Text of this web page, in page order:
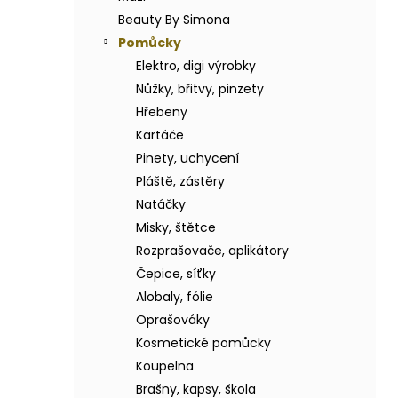
Beauty By Simona
Pomůcky
Elektro, digi výrobky
Nůžky, břitvy, pinzety
Hřebeny
Kartáče
Pinety, uchycení
Pláště, zástěry
Natáčky
Misky, štětce
Rozprašovače, aplikátory
Čepice, síťky
Alobaly, fólie
Oprašováky
Kosmetické pomůcky
Koupelna
Brašny, kapsy, škola
BODY BY SIMONA BANÁN ORGANICKÉ
RUČNĚ VYRÁBĚNÉ BAMBUCKÉ MÁSLO
200ML
749 Kč